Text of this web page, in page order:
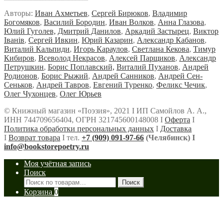
Авторы: Иван Ахметьев, Сергей Бирюков, Владимир
Богомяков, Василий Бородин, Иван Волков, Анна Глазова,
Юлий Гуголев, Дмитрий Данилов, Аркадий Застырец, Виктор
Iванiв, Сергей Ивкин, Юрий Казарин, Александр Кабанов,
Виталий Кальпиди, Игорь Караулов, Светлана Кекова, Тимур
Кибиров, Всеволод Некрасов, Алексей Парщиков, Александр
Петрушкин, Борис Поплавский, Виталий Пуханов, Андрей
Родионов, Борис Рыжий, Андрей Санников, Андрей Сен-
Сеньков, Андрей Тавров, Евгений Туренко, Феликс Чечик,
Олег Чухонцев, Олег Юрьев
© Книжный магазин «Поэзия», 2021 Ι ИП Самойлов А. А.,
ИНН 744709656404, ОГРН 321745600148008 Ι Оферта Ι
Политика обработки персональных данных Ι Доставка
Ι Возврат товара Ι тел. +7 (909) 091-97-66 (Челябинск) Ι
info@bookstorepoetry.ru
Моя учётная запись
Поиск
Искать:
Поиск
Корзина 0